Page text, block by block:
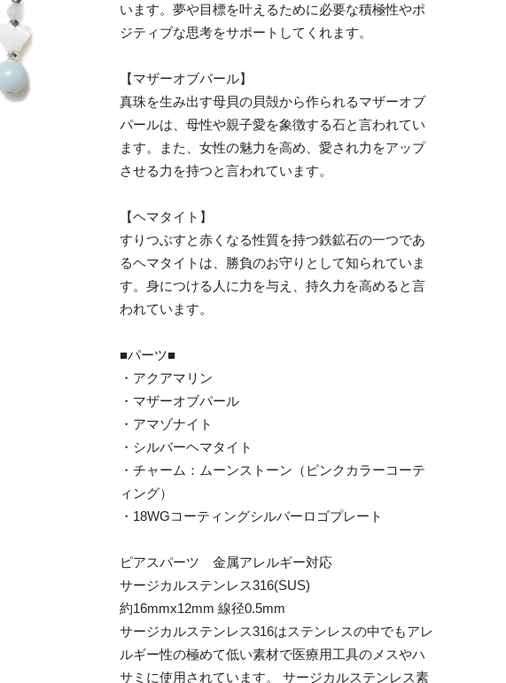
います。夢や目標を叶えるために必要な積極性やポ
ジティブな思考をサポートしてくれます。
【マザーオブパール】
真珠を生み出す母貝の貝殻から作られるマザーオブ
パールは、母性や親子愛を象徴する石と言われてい
ます。また、女性の魅力を高め、愛され力をアップ
させる力を持つと言われています。
【ヘマタイト】
すりつぶすと赤くなる性質を持つ鉄鉱石の一つであ
るヘマタイトは、勝負のお守りとして知られていま
す。身につける人に力を与え、持久力を高めると言
われています。
■パーツ■
・アクアマリン
・マザーオブパール
・アマゾナイト
・シルバーヘマタイト
・チャーム：ムーンストーン（ピンクカラーコーテ
ィング）
・18WGコーティングシルバーロゴプレート
ピアスパーツ 金属アレルギー対応
サージカルステンレス316(SUS)
約16mmx12mm 線径0.5mm
サージカルステンレス316はステンレスの中でもアレ
ルギー性の極めて低い素材で医療用工具のメスやハ
サミに使用されています。 サージカルステンレス素